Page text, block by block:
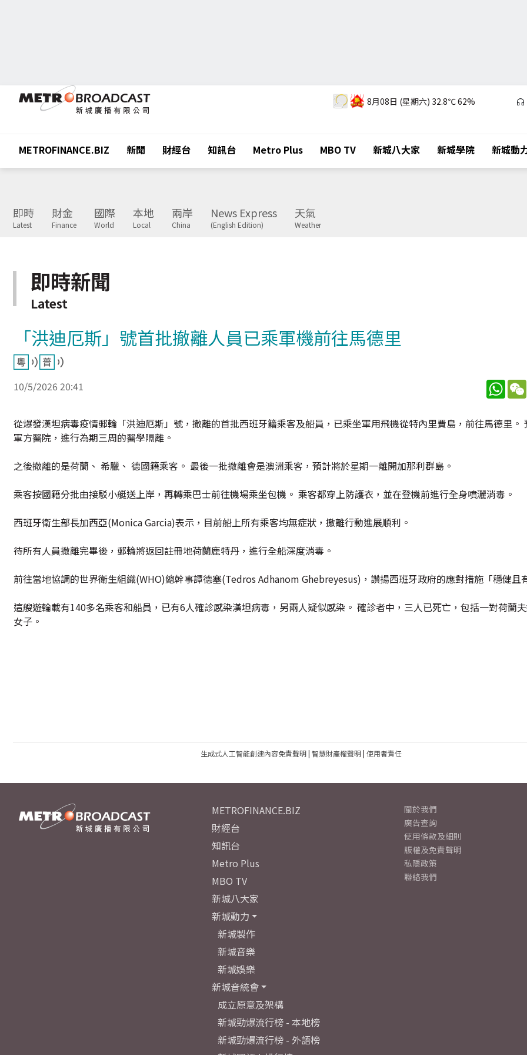
8月08日 (星期六) 32.8℃62%
METROFINANCE.BIZ 新聞 財經台 知訊台 Metro Plus MBO TV 新城八大家 新城學院 新城動
即時
Latest
財金
Finance
國際
World
本地
Local
兩岸
China
News Express
(English Edition)
天氣
Weather
即時新聞
Latest
「洪迪厄斯」號首批撤離人員已乘軍機前往馬德里
10/5/2026 20:41
從爆發漢坦病毒疫情郵輪「洪迪厄斯」號，撤離的首批西班牙籍乘客及船員，已乘坐軍用飛機從特內里費島，前往馬德里。
軍方醫院，進行為期三周的醫學隔離。
之後撤離的是荷蘭、 希臘、 德國籍乘客。 最後一批撤離會是澳洲乘客，預計將於星期一離開加那利群島。
乘客按國籍分批由接駁小艇送上岸，再轉乘巴士前往機場乘坐包機。 乘客都穿上防護衣，並在登機前進行全身噴灑消毒。
西班牙衛生部長加西亞(Monica Garcia)表示，目前船上所有乘客均無症狀，撤離行動進展順利。
待所有人員撤離完畢後，郵輪將返回註冊地荷蘭鹿特丹，進行全船深度消毒。
前往當地協調的世界衛生組織(WHO)總幹事譚德塞(Tedros Adhanom Ghebreyesus)，讚揚西班牙政府的應對措施「穩健且
這艘遊輪載有140多名乘客和船員，已有6人確診感染漢坦病毒，另兩人疑似感染。 確診者中，三人已死亡，包括一對荷蘭
女子。
生成式人工智能創建內容免責聲明| 智慧財產權聲明| 使用者責任
METROFINANCE.BIZ
財經台
知訊台
Metro Plus
MBO TV
新城八大家
新城動力
新城製作
新城音樂
新城娛樂
新城音統會
成立原意及架構
新城勁爆流行榜 - 本地榜
新城勁爆流行榜 - 外語榜
關於我們
廣告查詢
使用條款及細則
版權及免責聲明
私隱政策
聯絡我們